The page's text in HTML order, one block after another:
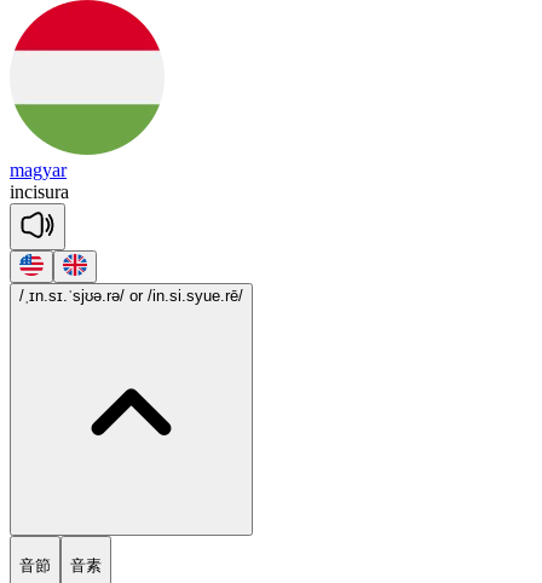
magyar
incisura
/ˌɪn.sɪ.ˈsjʊə.rə/ or /in.si.syue.rē/
音節 音素